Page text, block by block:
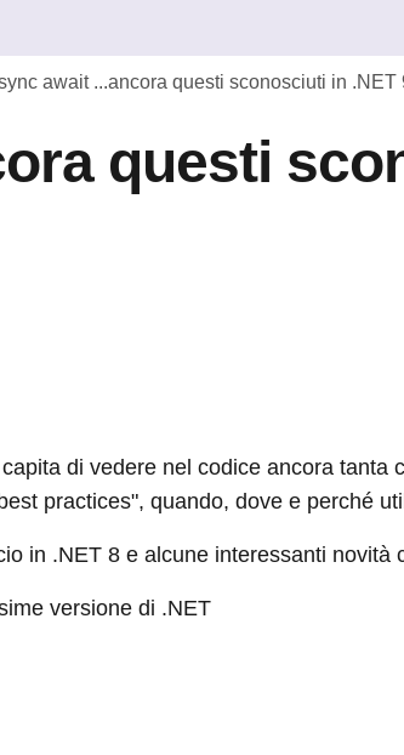
await ...ancora questi sconosciuti in .NET
questi
di vedere nel codice ancora tanta
practices", quando, dove e perché
in .NET 8 e alcune interessanti novità
versione di .NET